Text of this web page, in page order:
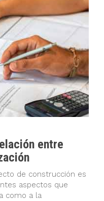
entre
de construcción es
aspectos que
como a la